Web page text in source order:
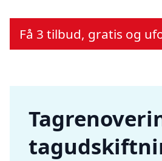
Få 3 tilbud, gratis og